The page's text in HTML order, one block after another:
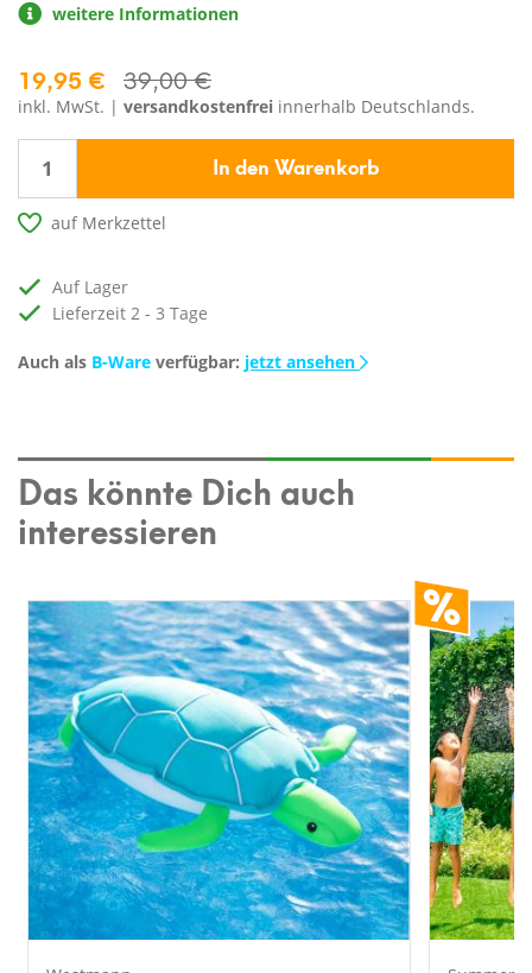
weitere Informationen
19,95 € 39,00 €
inkl. MwSt. | versandkostenfrei innerhalb Deutschlands.
In den Warenkorb
auf Merkzettel
auf Lager
Lieferzeit 2 - 3 Tage
Auch als B-Ware verfügbar: jetzt ansehen
Das könnte Dich auch
interessieren